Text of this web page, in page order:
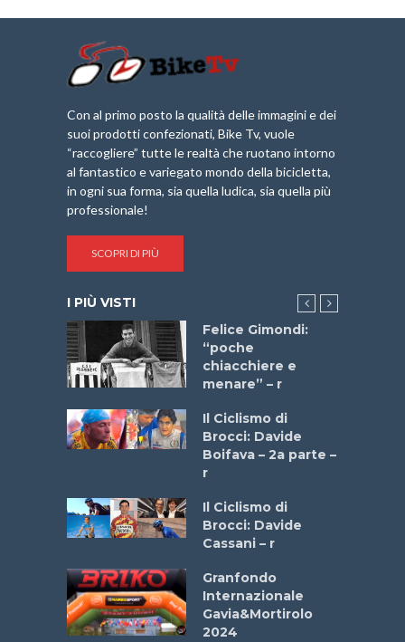
Con al primo posto la qualità delle immagini e dei
suoi prodotti confezionati, Bike Tv, vuole
“raccogliere” tutte le realtà che ruotano intorno
al fantastico e variegato mondo della bicicletta,
in ogni sua forma, sia quella ludica, sia quella più
professionale!
SCOPRI DI PIÙ
I PIÙ VISTI
Felice Gimondi:
“poche
chiacchiere e
menare” – r
Il Ciclismo di
Brocci: Davide
Boifava – 2a parte –
r
Il Ciclismo di
Brocci: Davide
Cassani – r
Granfondo
Internazionale
Gavia&Mortirolo
2024